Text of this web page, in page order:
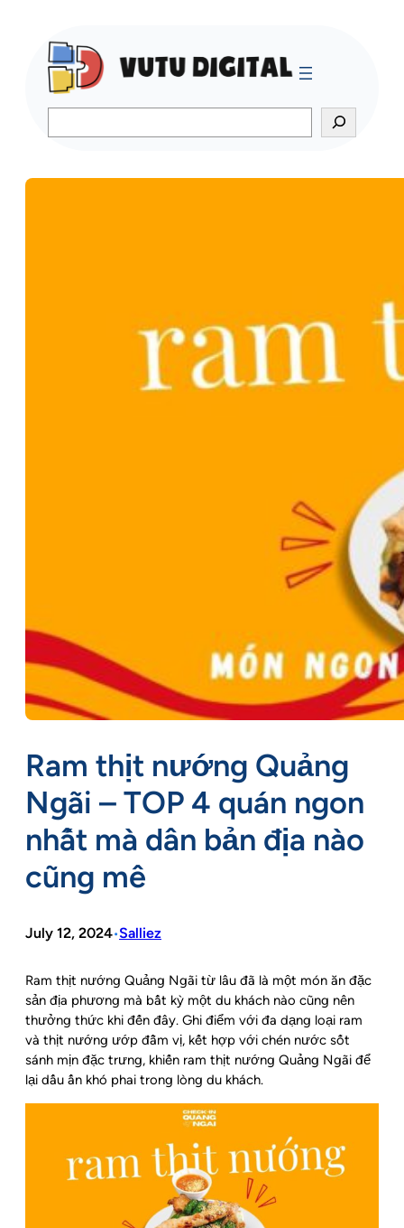
Ram thịt nướng Quảng
Ngãi – TOP 4 quán ngon
nhất mà dân bản địa nào
cũng mê
July 12, 2024•Salliez
Ram thịt nướng Quảng Ngãi từ lâu đã là một món ăn đặc
sản địa phương mà bất kỳ một du khách nào cũng nên
thưởng thức khi đến đây. Ghi điểm với đa dạng loại ram
và thịt nướng ướp đẫm vị, kết hợp với chén nước sốt
sánh mịn đặc trưng, khiến ram thịt nướng Quảng Ngãi để
lại dấu ấn khó phai trong lòng du khách.